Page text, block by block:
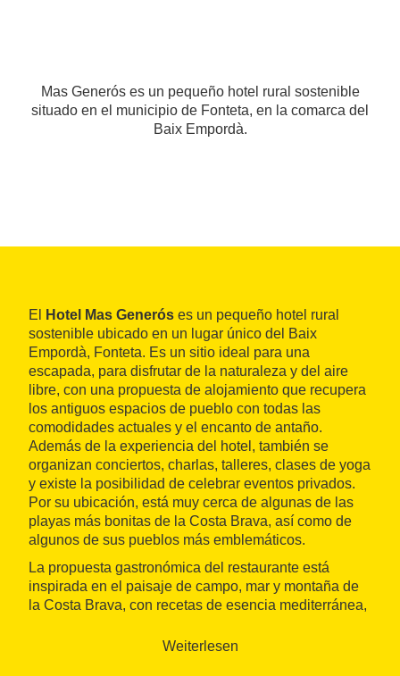
Mas Generós es un pequeño hotel rural sostenible
situado en el municipio de Fonteta, en la comarca del
Baix Empordà.
El Hotel Mas Generós es un pequeño hotel rural
sostenible ubicado en un lugar único del Baix
Empordà, Fonteta. Es un sitio ideal para una
escapada, para disfrutar de la naturaleza y del aire
libre, con una propuesta de alojamiento que recupera
los antiguos espacios de pueblo con todas las
comodidades actuales y el encanto de antaño.
Además de la experiencia del hotel, también se
organizan conciertos, charlas, talleres, clases de yoga
y existe la posibilidad de celebrar eventos privados.
Por su ubicación, está muy cerca de algunas de las
playas más bonitas de la Costa Brava, así como de
algunos de sus pueblos más emblemáticos.
La propuesta gastronómica del restaurante está
inspirada en el paisaje de campo, mar y montaña de
la Costa Brava, con recetas de esencia mediterránea,
frescos y naturales de máxima calidad, gracias a los
Weiterlesen